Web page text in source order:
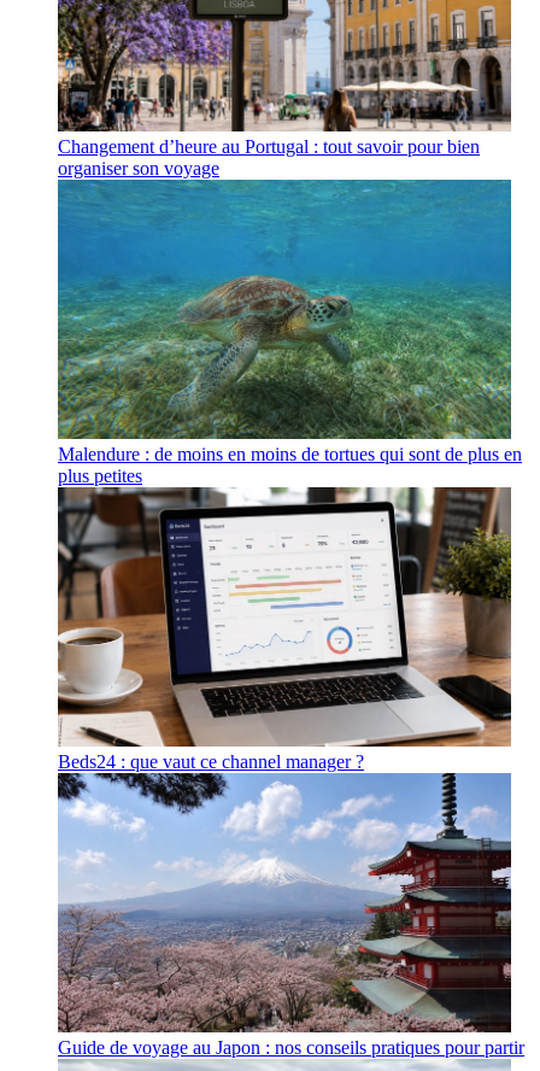
Changement d’heure au Portugal : tout savoir pour bien
organiser son voyage
Malendure : de moins en moins de tortues qui sont de plus en
plus petites
Beds24 : que vaut ce channel manager ?
Guide de voyage au Japon : nos conseils pratiques pour partir